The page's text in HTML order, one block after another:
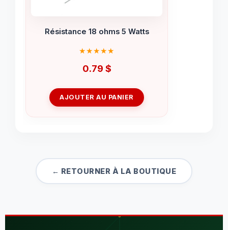
Résistance 18 ohms 5 Watts
0.79 $
AJOUTER AU PANIER
← RETOURNER À LA BOUTIQUE